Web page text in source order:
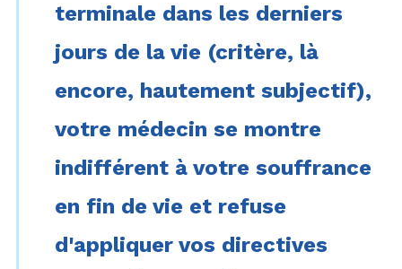
terminale dans les derniers
jours de la vie (critère, là
encore, hautement subjectif),
votre médecin se montre
indifférent à votre souffrance
en fin de vie et refuse
d'appliquer vos directives